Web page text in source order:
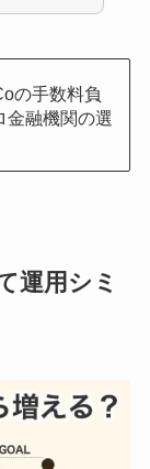
の手数料負
金融機関の選
運用シミ